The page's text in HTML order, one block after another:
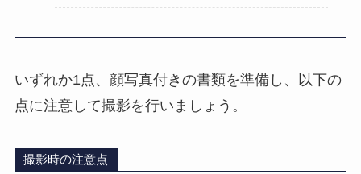
いずれか1点、顔写真付きの書類を準備し、以下の
点に注意して撮影を行いましょう。
撮影時の注意点